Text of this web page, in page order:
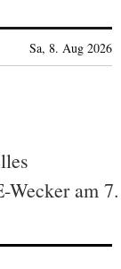
Sa, 8. Aug 2026
Wecker am 7.